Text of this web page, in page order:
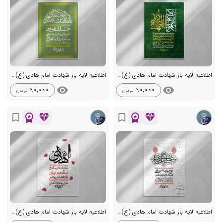
اطلاعیه لایه باز شهادت امام هادی (ع) + استوری فضای مجازی
visibility
90,000 تومان
اطلاعیه لایه باز شهادت امام هادی (ع) + استوری فضای مجازی
visibility
90,000 تومان
diamond
workspace_premium
bookmark_border
اطلاعیه لایه باز شهادت امام هادی (ع) + استوری فضای مجازی
diamond
workspace_premium
bookmark_border
اطلاعیه لایه باز شهادت امام هادی (ع) + استوری فضای مجازی